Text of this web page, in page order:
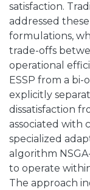
satisfaction.
addressed
formulations,
trade-offs
operational
ESSP from a
explicitly
dissatisfaction
associated with
specialized
algorithm
to operate
The approach